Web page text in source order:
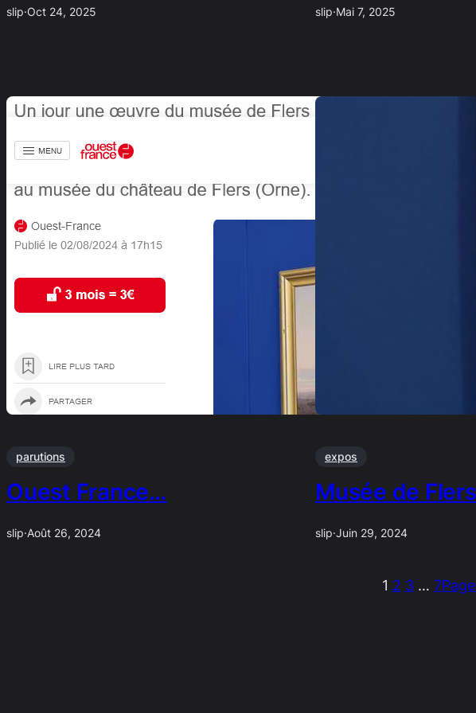
slip·Oct 24, 2025 slip·Mai 7, 2025
parutions
Ouest France…
slip·Août 26, 2024
expos
Musée de
slip·Juin 29, 2024
1 2 3 … 7